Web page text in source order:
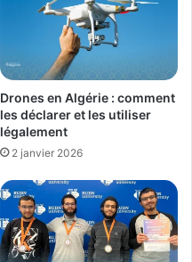
Drones en Algérie : comment
les déclarer et les utiliser
légalement
2 janvier 2026